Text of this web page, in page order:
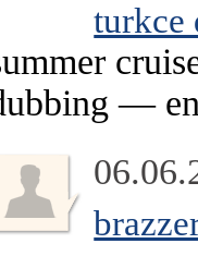
turkce
—